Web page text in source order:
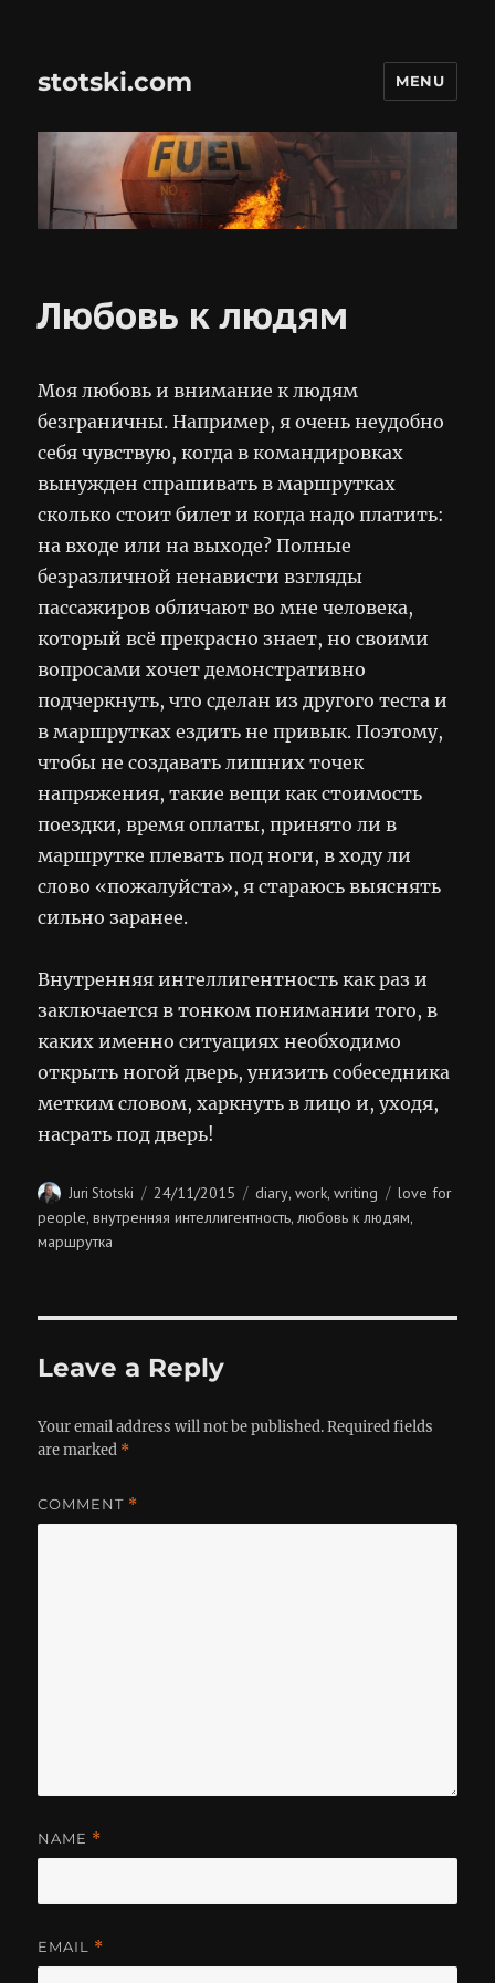
stotski.com MENU
Любовь к людям
Моя любовь и внимание к людям
безграничны. Например, я очень неудобно
себя чувствую, когда в командировках
вынужден спрашивать в маршрутках
сколько стоит билет и когда надо платить:
на входе или на выходе? Полные
безразличной ненависти взгляды
пассажиров обличают во мне человека,
который всё прекрасно знает, но своими
вопросами хочет демонстративно
подчеркнуть, что сделан из другого теста и
в маршрутках ездить не привык. Поэтому,
чтобы не создавать лишних точек
напряжения, такие вещи как стоимость
поездки, время оплаты, принято ли в
маршрутке плевать под ноги, в ходу ли
слово «пожалуйста», я стараюсь выяснять
сильно заранее.
Внутренняя интеллигентность как раз и
заключается в тонком понимании того, в
каких именно ситуациях необходимо
открыть ногой дверь, унизить собеседника
метким словом, харкнуть в лицо и, уходя,
насрать под дверь!
Author
Juri Stotski
Posted
on
24/11/2015 Categories
diary,work,writing Tags
love for
people,внутренняя интеллигентность, любовь к людям,
маршрутка
Leave a Reply
Your email address will not be published. Required fields
are marked *
COMMENT *
NAME *
EMAIL *